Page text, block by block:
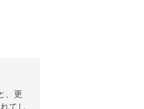
てし